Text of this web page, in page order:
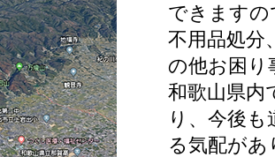
できますの
不用品処分
の他お困り
和歌山県内
り、今後
る気配があ